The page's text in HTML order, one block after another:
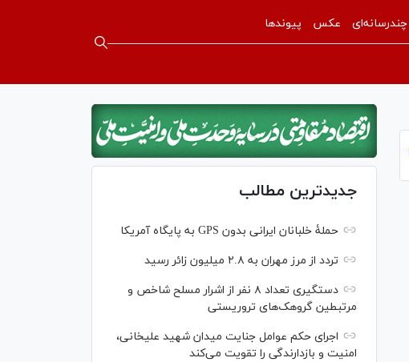
چندرسانه‌ای عکس پیوندها
جدیدترین مطالب
حملۀ خلبانان ایرانی بدون GPS به پایگاه آمریکا
تردد از مرز مهران به ۲.۸ میلیون زائر رسید
دستگیری تعداد ۸ نفر از اشرار مسلح شاخص و
مرتبطین گروهک‌های تروریستی
اجرای حکم عوامل جنایت میدان شهید علیخانی،
امنیت و بازدارندگی را تقویت می‌کند